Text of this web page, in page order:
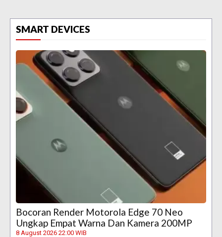
SMART DEVICES
Bocoran Render Motorola Edge 70 Neo
Ungkap Empat Warna Dan Kamera 200MP
8 August 2026 22:00 WIB